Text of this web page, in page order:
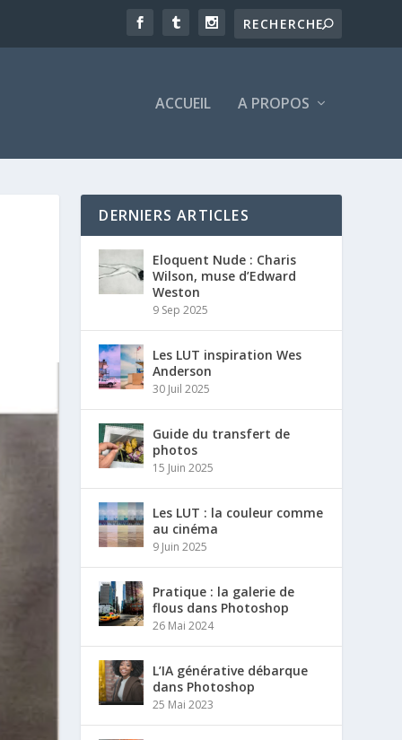
ACCUEIL A PROPOS
DERNIERS ARTICLES
Eloquent Nude : Charis
Wilson, muse d’Edward
Weston
9 Sep 2025
Les LUT inspiration Wes
Anderson
30 Juil 2025
Guide du transfert de
photos
15 Juin 2025
Les LUT : la couleur comme
au cinéma
9 Juin 2025
Pratique : la galerie de
flous dans Photoshop
26 Mai 2024
L’IA générative débarque
dans Photoshop
25 Mai 2023